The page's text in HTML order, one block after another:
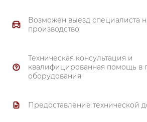
Возможен выезд специалиста
производство
Техническая консультация и
квалифицированная помощь в
оборудования
Предоставление технической